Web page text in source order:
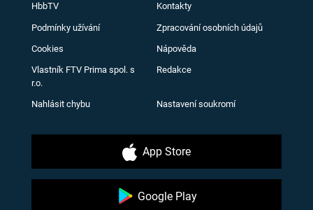
HbbTV Kontakty
Podmínky užívání Zpracování osobních údajů
Cookies Nápověda
Vlastník FTV Prima spol. s
r.o.
Redakce
Nahlásit chybu Nastavení soukromí
App Store
Google Play